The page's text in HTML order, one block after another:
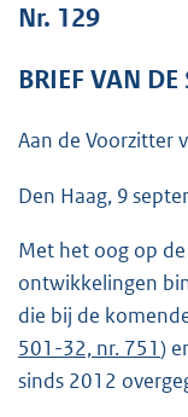
Nr. 129
BRIEF VAN
Aan de Voorzitter
Den Haag, 9
Met het oog op
ontwikkelingen
die bij de
501-32, nr. 751)
sinds 2012